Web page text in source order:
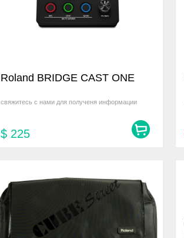
Roland BRIDGE CAST ONE
свяжитесь с нами для полученя информации
$ 225